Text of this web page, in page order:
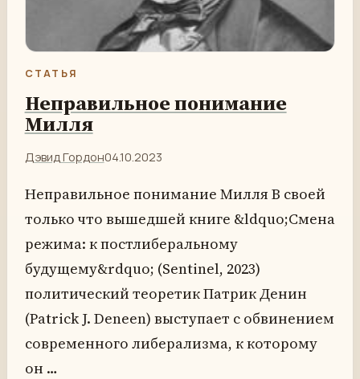
СТАТЬЯ
Неправильное понимание
Милля
Дэвид Гордон04.10.2023
Неправильное понимание Милля В своей
только что вышедшей книге &ldquo;Смена
режима: к постлиберальному
будущему&rdquo; (Sentinel, 2023)
политический теоретик Патрик Денин
(Patrick J. Deneen) выступает с обвинением
современного либерализма, к которому
он …